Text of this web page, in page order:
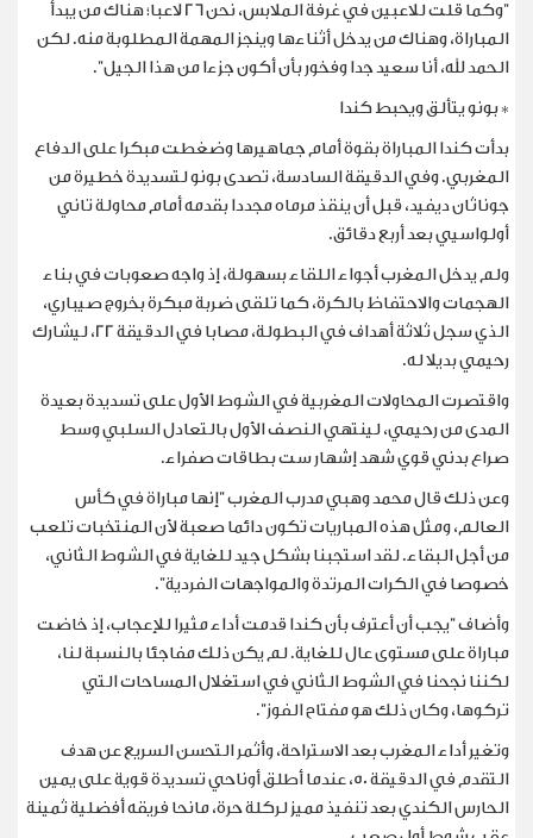
"وكما قلت للاعبين في غرفة الملابس، نحن 26 لاعبا؛ هناك من يبدأ
المباراة، وهناك من يدخل أثناءها وينجز المهمة المطلوبة منه. لكن
الحمد لله، أنا سعيد جدا وفخور بأن ‌أكون جزءا ⁠من هذا الجيل".
* بونو يتألق ويحبط كندا
بدأت كندا المباراة بقوة أمام جماهيرها وضغطت مبكرا على الدفاع
المغربي. وفي الدقيقة السادسة، تصدى بونو لتسديدة خطيرة من
جوناثان ديفيد، قبل أن ينقذ مرماه مجددا بقدمه أمام محاولة تاني
أولواسيي بعد أربع دقائق.
ولم يدخل المغرب أجواء اللقاء بسهولة، إذ واجه صعوبات في بناء
الهجمات والاحتفاظ بالكرة، كما تلقى ضربة مبكرة بخروج صيباري،
الذي سجل ثلاثة أهداف في البطولة، مصابا في الدقيقة 22، ليشارك
رحيمي بديلا له.
واقتصرت المحاولات المغربية في الشوط الأول على تسديدة بعيدة
المدى من رحيمي، لينتهي النصف الأول بالتعادل السلبي وسط
صراع بدني قوي شهد إشهار ست بطاقات صفراء.
وعن ذلك قال محمد وهبي مدرب المغرب "إنها مباراة في كأس
العالم، ومثل هذه المباريات تكون دائما صعبة لأن المنتخبات تلعب
من أجل البقاء. لقد استجبنا بشكل جيد للغاية في الشوط الثاني،
خصوصا في الكرات المرتدة ⁠والمواجهات الفردية".
وأضاف "يجب أن أعترف بأن كندا قدمت أداء مثيرا للإعجاب، إذ خاضت
مباراة على مستوى عال للغاية. لم يكن ذلك مفاجئا بالنسبة لنا،
لكننا نجحنا في الشوط الثاني في استغلال المساحات التي
تركوها، وكان ذلك هو مفتاح الفوز".
وتغير أداء المغرب بعد الاستراحة، وأثمر التحسن السريع عن هدف
التقدم في الدقيقة 50، عندما أطلق أوناحي تسديدة قوية على يمين
الحارس الكندي بعد تنفيذ مميز لركلة حرة، مانحا فريقه أفضلية ثمينة